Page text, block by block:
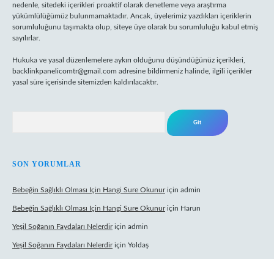
nedenle, sitedeki içerikleri proaktif olarak denetleme veya araştırma
yükümlülüğümüz bulunmamaktadır. Ancak, üyelerimiz yazdıkları içeriklerin
sorumluluğunu taşımakta olup, siteye üye olarak bu sorumluluğu kabul etmiş
sayılırlar.
Hukuka ve yasal düzenlemelere aykırı olduğunu düşündüğünüz içerikleri,
backlinkpanelicomtr@gmail.com adresine bildirmeniz halinde, ilgili içerikler
yasal süre içerisinde sitemizden kaldırılacaktır.
SON YORUMLAR
Bebeğin Sağlıklı Olması Için Hangi Sure Okunuriçin admin
Bebeğin Sağlıklı Olması Için Hangi Sure Okunuriçin Harun
Yeşil Soğanın Faydaları Nelerdiriçin admin
Yeşil Soğanın Faydaları Nelerdiriçin Yoldaş